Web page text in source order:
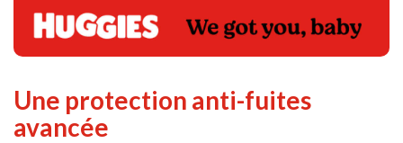
Une protection anti-fuites
avancée